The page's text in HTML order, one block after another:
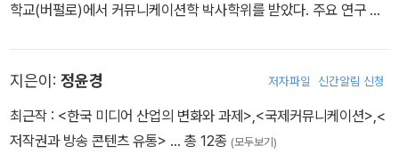
학교(버펄로)에서 커뮤니케이션학 박사학위를 받았다. 주요 연구 관
지은이: 정윤경 저자파일 신간알림 신청
최근작 : <한국 미디어 산업의 변화와 과제>,<국제커뮤니케이션>,<
저작권과 방송 콘텐츠 유통> … 총 12종 (모두보기)